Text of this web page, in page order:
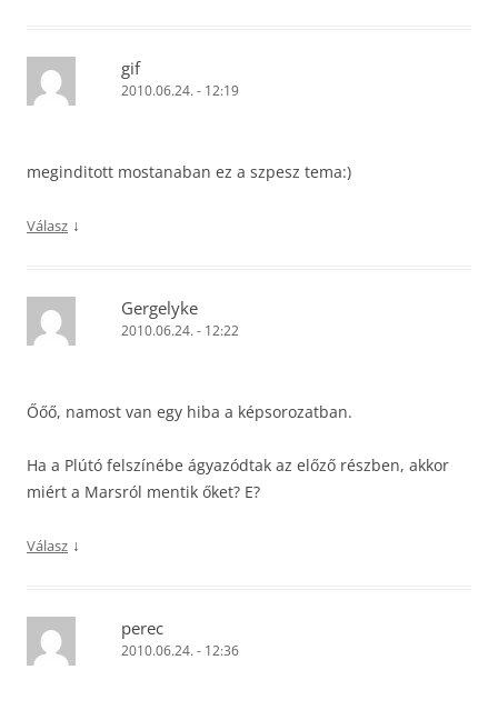
gif
2010.06.24. - 12:19
meginditott mostanaban ez a szpesz tema:)
Válasz ↓
Gergelyke
2010.06.24. - 12:22
Őőő, namost van egy hiba a képsorozatban.
Ha a Plútó felszínébe ágyazódtak az előző részben, akkor
miért a Marsról mentik őket? E?
Válasz ↓
perec
2010.06.24. - 12:36